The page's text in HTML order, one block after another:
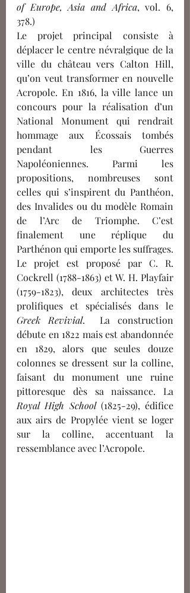
of Europe, Asia and Africa, vol. 6,
378.)
Le projet principal consiste à
déplacer le centre névralgique de la
ville du château vers Calton Hill,
qu’on veut transformer en nouvelle
Acropole. En 1816, la ville lance un
concours pour la réalisation d’un
National Monument qui rendrait
hommage aux Écossais tombés
pendant les Guerres
Napoléoniennes. Parmi les
propositions, nombreuses sont
celles qui s’inspirent du Panthéon,
des Invalides ou du modèle Romain
de l’Arc de Triomphe. C’est
finalement une réplique du
Parthénon qui emporte les suffrages.
Le projet est proposé par C. R.
Cockrell (1788-1863) et W. H. Playfair
(1759-1823), deux architectes très
Greek Revivial.  La construction
débute en 1822 mais est abandonnée
en 1829, alors que seules douze
colonnes se dressent sur la colline,
faisant du monument une ruine
Royal High School (1825-29), édifice
aux airs de Propylée vient se loger
sur la colline, accentuant la
ressemblance avec l’Acropole.